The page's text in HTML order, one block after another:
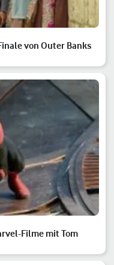
von Outer Banks
Filme mit Tom